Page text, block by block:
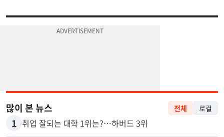
많이 본 뉴스 전체 로컬
1 취업 잘되는 대학 1위는?…하버드 3위